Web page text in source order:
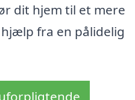
dit hjem til et mere
fra en pålidelig